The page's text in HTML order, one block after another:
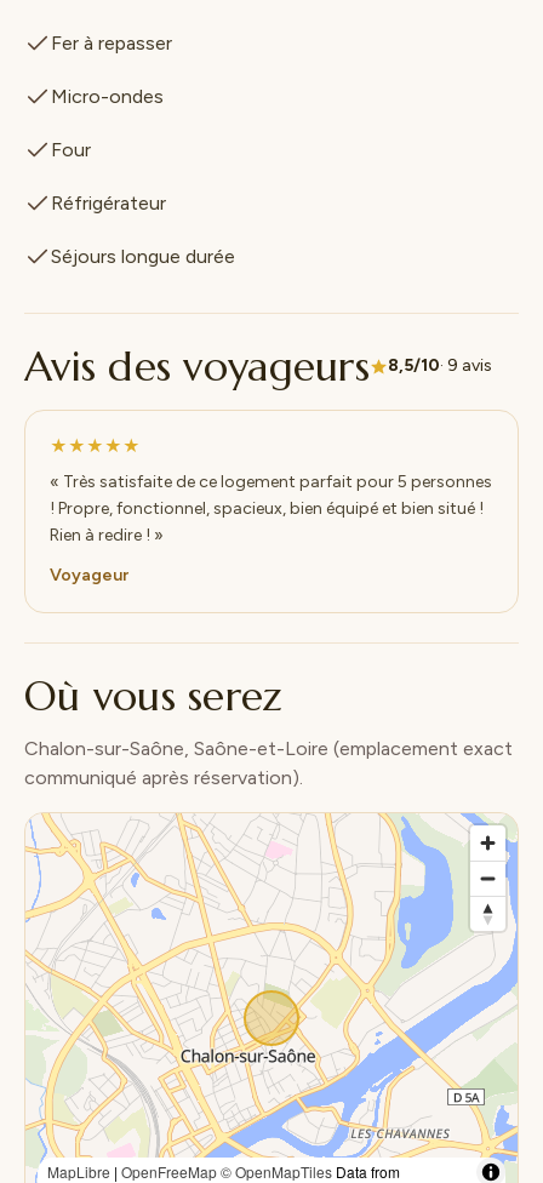
Fer à repasser
Micro-ondes
Four
Réfrigérateur
Séjours longue durée
Avis des voyageurs 8,5/10· 9 avis
★★★★★
« Très satisfaite de ce logement parfait pour 5 personnes
! Propre, fonctionnel, spacieux, bien équipé et bien situé !
Rien à redire ! »
Voyageur
Où vous serez
Chalon-sur-Saône, Saône-et-Loire (emplacement exact
communiqué après réservation).
MapLibre | OpenFreeMap© OpenMapTiles Data from